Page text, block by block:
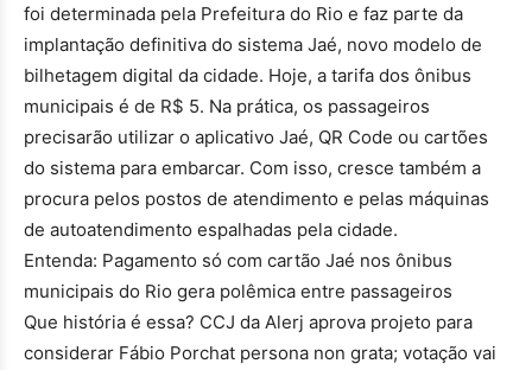
foi determinada pela Prefeitura do Rio e faz parte da
implantação definitiva do sistema Jaé, novo modelo de
bilhetagem digital da cidade. Hoje, a tarifa dos ônibus
municipais é de R$ 5. Na prática, os passageiros
precisarão utilizar o aplicativo Jaé, QR Code ou cartões
do sistema para embarcar. Com isso, cresce também a
procura pelos postos de atendimento e pelas máquinas
de autoatendimento espalhadas pela cidade.
Entenda: Pagamento só com cartão Jaé nos ônibus
municipais do Rio gera polêmica entre passageiros
Que história é essa? CCJ da Alerj aprova projeto para
considerar Fábio Porchat persona non grata; votação vai